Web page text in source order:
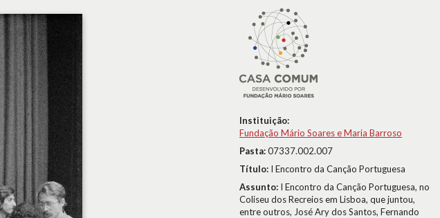
Instituição:
Fundação Mário Soares e Maria Barroso
Pasta:07337.002.007
Título: I Encontro da Canção Portuguesa
Assunto: I Encontro da Canção Portuguesa, no
Coliseu dos Recreios em Lisboa, que juntou,
entre outros, José Ary dos Santos, Fernando